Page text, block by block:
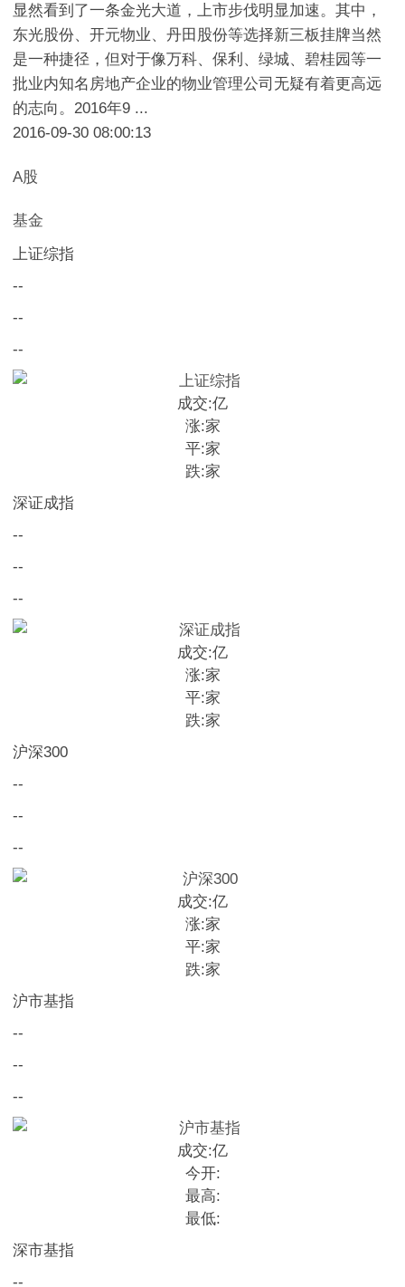
显然看到了一条金光大道，上市步伐明显加速。其中，
东光股份、开元物业、丹田股份等选择新三板挂牌当然
是一种捷径，但对于像万科、保利、绿城、碧桂园等一
批业内知名房地产企业的物业管理公司无疑有着更高远
的志向。2016年9 ...
2016-09-30 08:00:13
A股
基金
上证综指
--
--
--
成交:亿
涨:家
平:家
跌:家
深证成指
--
--
--
成交:亿
涨:家
平:家
跌:家
沪深300
--
--
--
成交:亿
涨:家
平:家
跌:家
沪市基指
--
--
--
成交:亿
今开:
最高:
最低:
深市基指
--